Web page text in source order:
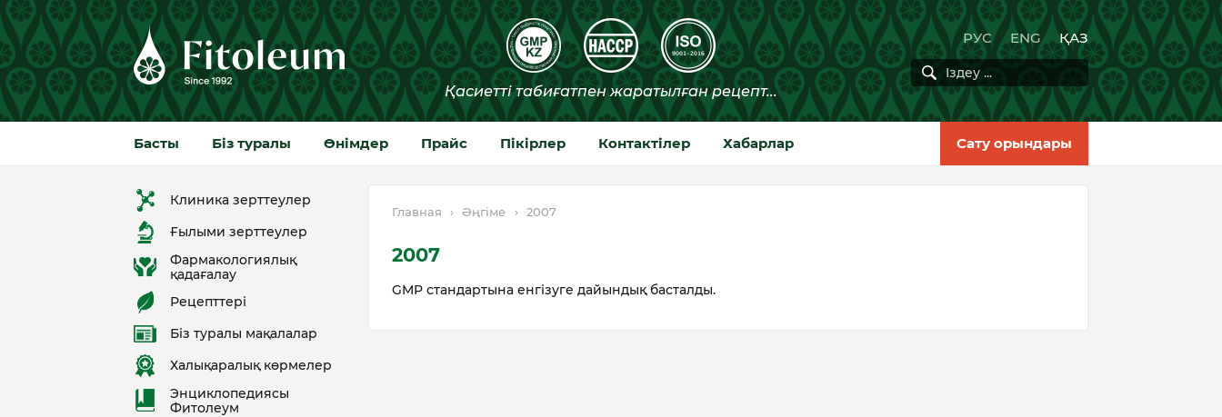
РУС ENG ҚАЗ
Басты Біз туралы Өнімдер Прайс Пікірлер Контактілер Хабарлар Сату орындары
Главная › Әңгіме › 2007
2007
GMP стандартына енгізуге дайындық басталды.
Клиника зерттеулер
Ғылыми зерттеулер
Фармакологиялық
қадағалау
Рецепттері
Біз туралы мақалалар
Халықаралық көрмелер
Энциклопедиясы
Фитолеум